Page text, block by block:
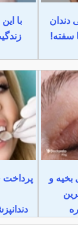
دندان
سفته!
با
و